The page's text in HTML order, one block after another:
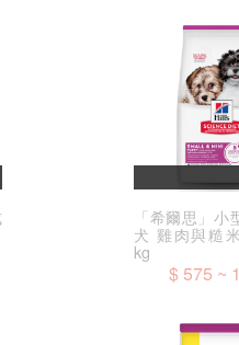
「希爾思」小
犬 雞肉與糙
kg
$ 575 ~